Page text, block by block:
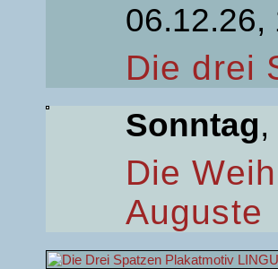
06.12.26,
Die drei
Sonntag
Die
Auguste